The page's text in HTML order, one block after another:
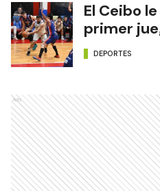
El Ceibo
primer
DEPORTES
Ads